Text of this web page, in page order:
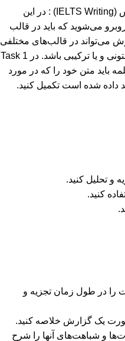
بخش Task 1در آزمون نوشتاری آیلتس (IELTS Writing) : در این
می‌شوید که باید در قالب
می‌تواند در قالب‌های مختلفی
مثل جدول، نمودار خطی، دایره‌ای، ستونی و یا ترکیبی باشد. در Task 1
20 دقیقه زمان دارید و با 150 کلمه باید متن خود را که در مورد
داده شده است تکمیل کنید.
و تحلیل کنید.
کنید.
را در طول زمان تجزیه و
یک گزارش خلاصه کنید.
و شباهت‌های آنها را شرح